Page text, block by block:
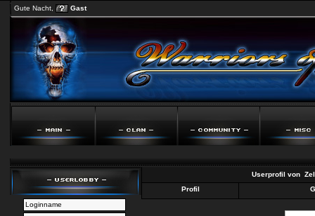
Gute Nacht, Gast
Userprofil von
Profil